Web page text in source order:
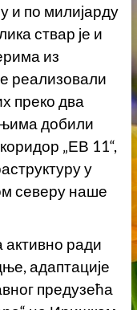
и по милијарду
ствар је и
из
реализовали
преко два
добили
„ЕВ 11“,
у
северу наше
активно ради
адаптације
предузећа